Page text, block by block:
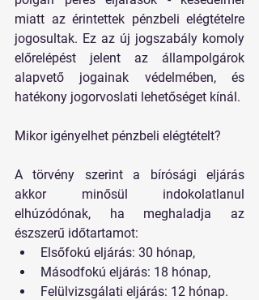
miatt az érintettek pénzbeli elégtételre
jogosultak. Ez az új jogszabály komoly
előrelépést jelent az állampolgárok
alapvető jogainak védelmében, és
hatékony jogorvoslati lehetőséget kínál.
Mikor igényelhet pénzbeli elégtételt?
A törvény szerint a bírósági eljárás
akkor minősül indokolatlanul
elhúzódónak, ha meghaladja az
észszerű időtartamot:
Elsőfokú eljárás: 30 hónap,
Másodfokú eljárás: 18 hónap,
Felülvizsgálati eljárás: 12 hónap.